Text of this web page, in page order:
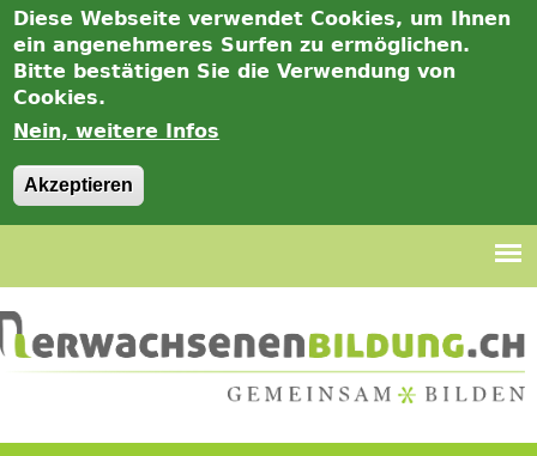
Diese Webseite verwendet Cookies, um Ihnen
ein angenehmeres Surfen zu ermöglichen.
Bitte bestätigen Sie die Verwendung von
Cookies.
Nein, weitere Infos
Akzeptieren